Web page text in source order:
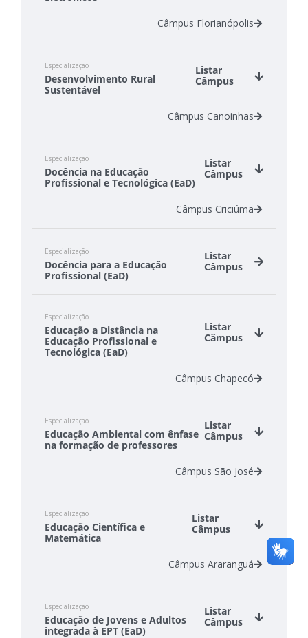
Câmpus Florianópolis
Especialização
Desenvolvimento Rural
Sustentável
Listar
Câmpus
Câmpus Canoinhas
Especialização
Docência na Educação
Profissional e Tecnológica (EaD)
Listar
Câmpus
Câmpus Criciúma
Especialização
Docência para a Educação
Profissional (EaD)
Listar
Câmpus
Câmpus Criciúma
Câmpus São Lourenço do Oeste
Câmpus Tubarão
Especialização
Educação a Distância na
Educação Profissional e
Tecnológica (EaD)
Listar
Câmpus
Câmpus Chapecó
Especialização
Educação Ambiental com ênfase
na formação de professores
Listar
Câmpus
Câmpus São José
Especialização
Educação Científica e
Matemática
Listar
Câmpus
Câmpus Araranguá
Especialização
Educação de Jovens e Adultos
integrada à EPT (EaD)
Listar
Câmpus